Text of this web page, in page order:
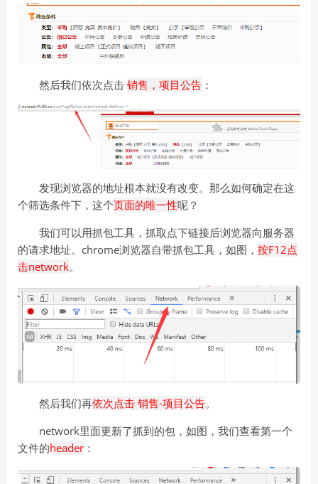
然后我们依次点击 销售，项目公告 ：
发现浏览器的地址根本就没有改变。那么如何确定在这
个筛选条件下，这个页面的唯一性呢？
我们可以用抓包工具，抓取点下链接后浏览器向服务器
的请求地址。chrome浏览器自带抓包工具，如图， 按F12点
击network。
然后我们再依次点击 销售-项目公告。
network里面更新了抓到的包，如图，我们查看第一个
文件的header ：